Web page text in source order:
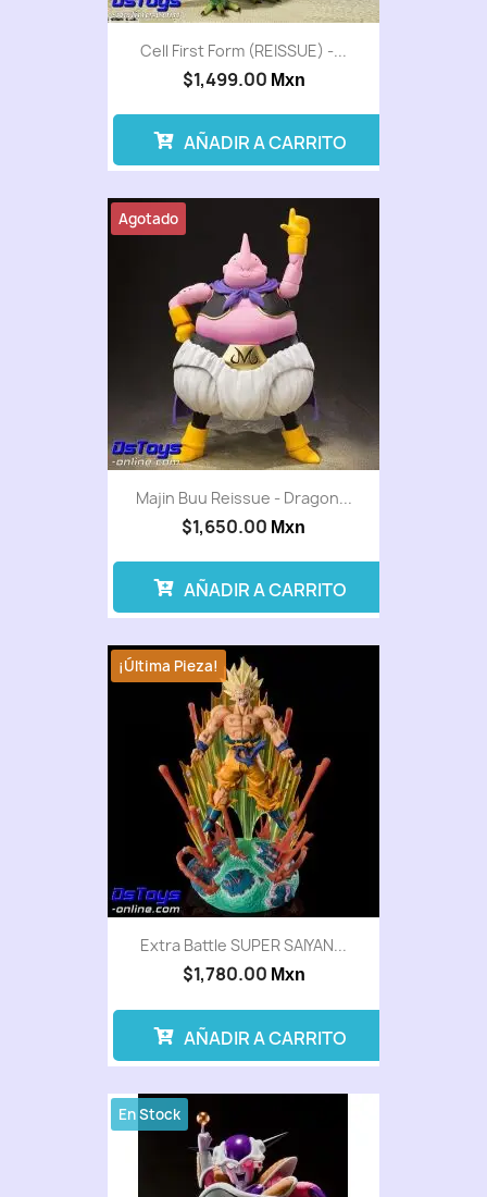
Cell First Form (REISSUE) -...
$1,499.00 Mxn
AÑADIR A CARRITO
Majin Buu Reissue - Dragon...
$1,650.00 Mxn
Agotado
AÑADIR A CARRITO
Extra Battle SUPER SAIYAN...
$1,780.00 Mxn
¡Última Pieza!
AÑADIR A CARRITO
En Stock